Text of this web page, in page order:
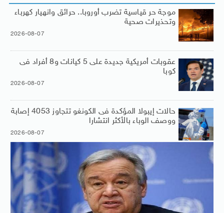
موجة حر قياسية تضرب أوروبا.. حرائق وانهيار كهرباء
وتحذيرات صحية
2026-08-07
عقوبات أمريكية جديدة على 5 كيانات و8 أفراد فى
كوبا
2026-08-07
حالات إيبولا المؤكدة فى الكونغو تتجاوز 4053 إصابة
ووصف الوباء بالأكثر انتشارا
2026-08-07